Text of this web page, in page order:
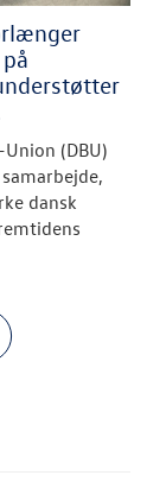
(DBU)
dansk